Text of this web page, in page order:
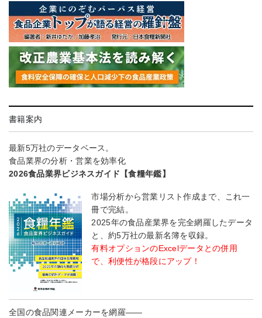
書籍案内
最新5万社のデータベース。
食品業界の分析・営業を効率化
2026食品業界ビジネスガイド【食糧年鑑】
市場分析から営業リスト作成まで、これ一
冊で完結。
2025年の食品産業界を完全網羅したデータ
と、約5万社の最新名簿を収録。
有料オプションのExcelデータとの併用
で、利便性が格段にアップ！
全国の食品関連メーカーを網羅――